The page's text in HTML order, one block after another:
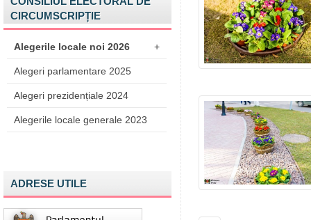
CIRCUMSCRIPȚIE
Alegerile locale noi 2026 +
Alegeri parlamentare 2025
Alegeri prezidențiale 2024
Alegerile locale generale 2023
ADRESE UTILE